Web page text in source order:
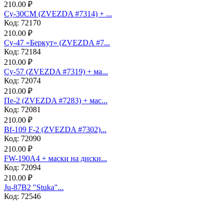
210.00 ₽
Су-30СМ (ZVEZDA #7314) + ...
Код: 72170
210.00 ₽
Су-47 «Беркут» (ZVEZDA #7...
Код: 72184
210.00 ₽
Су-57 (ZVEZDA #7319) + ма...
Код: 72074
210.00 ₽
Пе-2 (ZVEZDA #7283) + мас...
Код: 72081
210.00 ₽
Bf-109 F-2 (ZVEZDA #7302)...
Код: 72090
210.00 ₽
FW-190A4 + маски на диски...
Код: 72094
210.00 ₽
Ju-87B2 "Stuka"...
Код: 72546